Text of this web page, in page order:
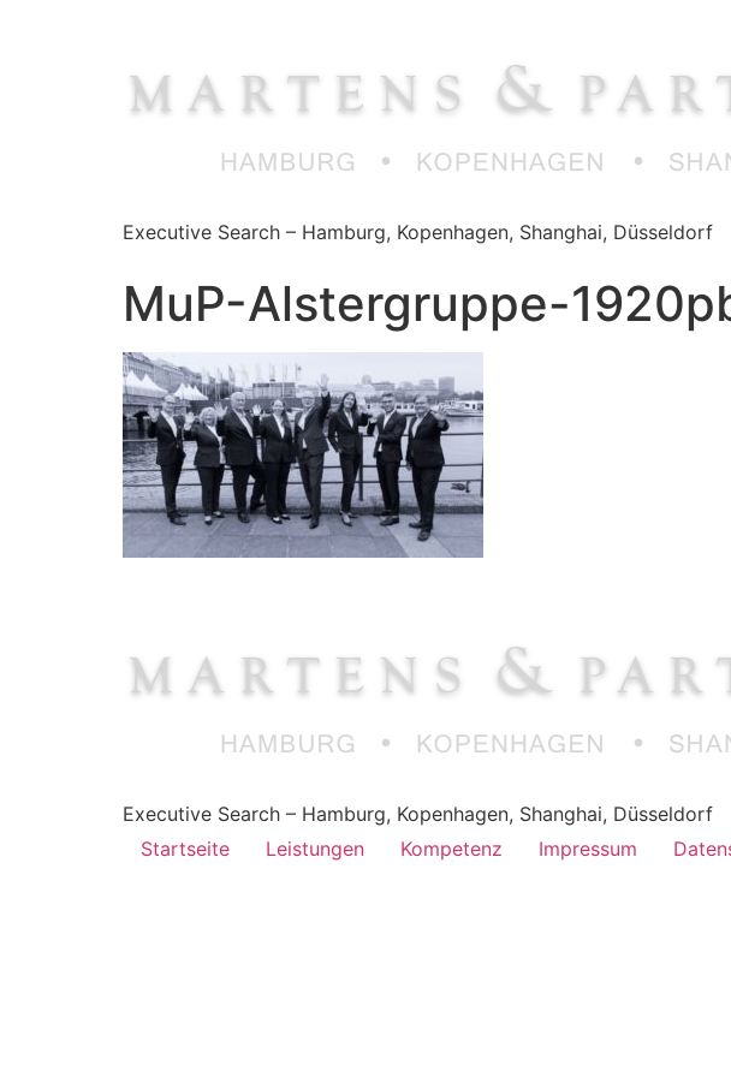
Executive Search – Hamburg, Kopenhagen, Shanghai, Düsseldorf
MuP-Alstergruppe-
Executive Search – Hamburg, Kopenhagen, Shanghai, Düsseldorf
Startseite
Leistungen Kompetenz Impressum